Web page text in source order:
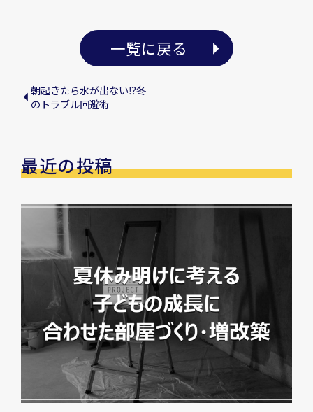
一覧に戻る
朝起きたら水が出ない⁉冬
のトラブル回避術
最近の投稿